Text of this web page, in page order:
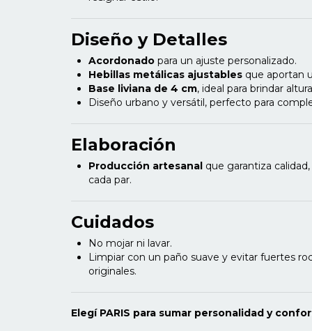
Diseño y Detalles
Acordonado para un ajuste personalizado.
Hebillas metálicas ajustables que aportan
Base liviana de 4 cm, ideal para brindar
Diseño urbano y versátil, perfecto para
Elaboración
Producción artesanal que garantiza
cada par.
Cuidados
No mojar ni lavar.
Limpiar con un paño suave y evitar fuertes
originales.
Elegí PARIS para sumar personalidad y